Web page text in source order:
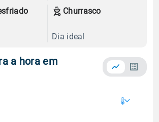
Churrasco
Dia ideal
a hora em